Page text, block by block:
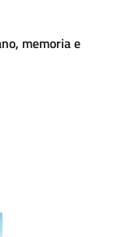
memoria e